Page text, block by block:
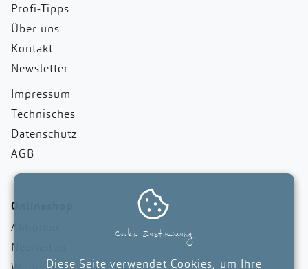
Profi-Tipps
Über uns
Kontakt
Newsletter
Impressum
Technisches
Datenschutz
AGB
Onlineshop
Aktionen
Neuheiten

Cookie Zustimmung
Diese Seite verwendet Cookies, um Ihre